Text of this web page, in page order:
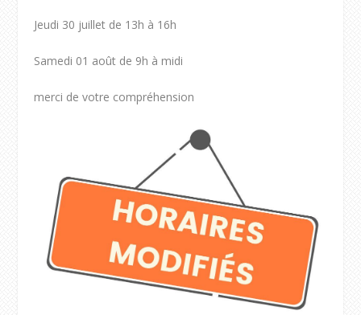
Jeudi 30 juillet de 13h à 16h
Samedi 01 août de 9h à midi
merci de votre compréhension